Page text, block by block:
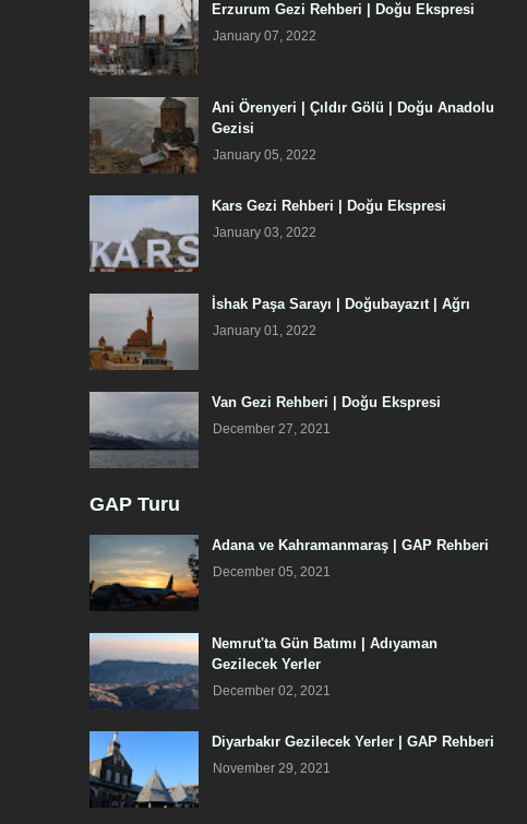
Erzurum Gezi Rehberi | Doğu Ekspresi
January 07, 2022
Ani Örenyeri | Çıldır Gölü | Doğu Anadolu
Gezisi
January 05, 2022
Kars Gezi Rehberi | Doğu Ekspresi
January 03, 2022
İshak Paşa Sarayı | Doğubayazıt | Ağrı
January 01, 2022
Van Gezi Rehberi | Doğu Ekspresi
December 27, 2021
GAP Turu
Adana ve Kahramanmaraş | GAP Rehberi
December 05, 2021
Nemrut'ta Gün Batımı | Adıyaman
Gezilecek Yerler
December 02, 2021
Diyarbakır Gezilecek Yerler | GAP Rehberi
November 29, 2021